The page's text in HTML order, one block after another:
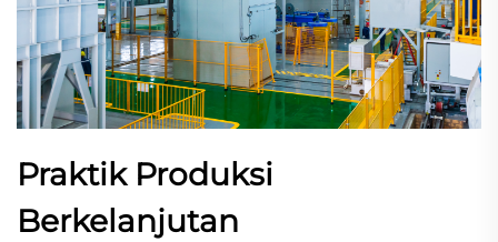
Praktik Produksi
Berkelanjutan